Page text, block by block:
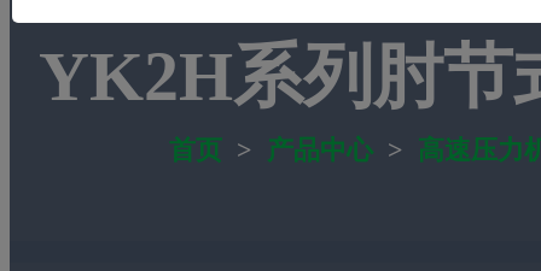
YK2H系列肘节
首页 > 产品中心> 高速压力